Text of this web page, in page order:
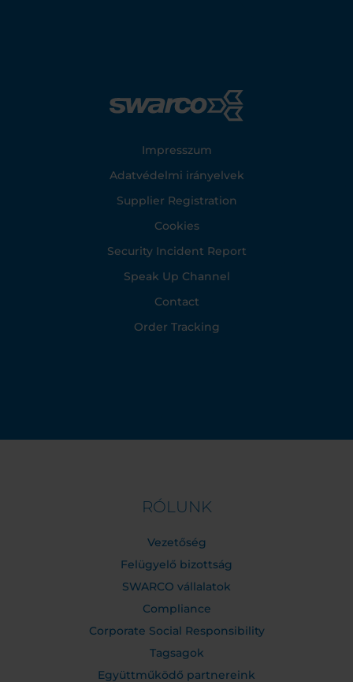
Impresszum
Adatvédelmi irányelvek
Supplier Registration
Cookies
Security Incident Report
Speak Up Channel
Contact
Order Tracking
RÓLUNK
Vezetőség
Felügyelő bizottság
SWARCO vállalatok
Compliance
Corporate Social Responsibility
Tagsagok
Együttműködő partnereink